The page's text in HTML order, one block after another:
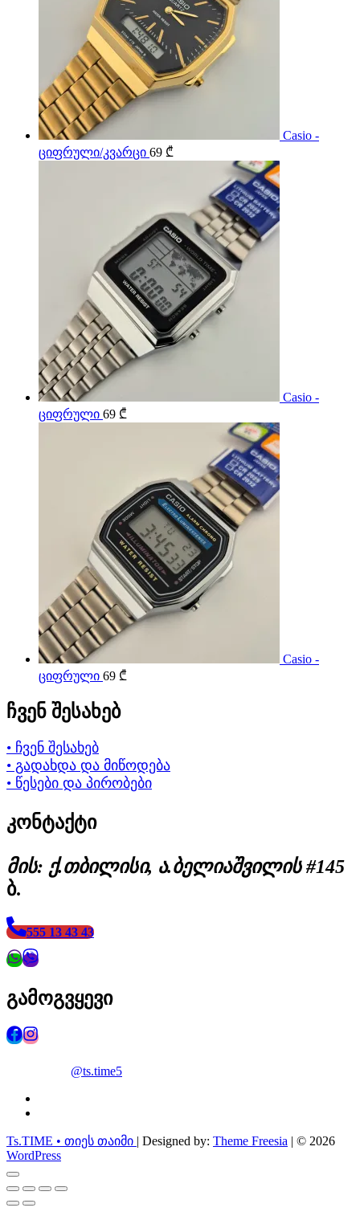
Casio -
ციფრული/კვარცი 69 ₾
Casio -
ციფრული 69 ₾
Casio -
ციფრული 69 ₾
ჩვენ შესახებ
• ჩვენ შესახებ
• გადახდა და მიწოდება
• წესები და პირობები
კონტაქტი
მის: ქ.თბილისი, ა.ბელიაშვილის #145
ბ.
555 13 43 43
გამოგვყევი
@ts.time5
Ts.TIME • თიეს თაიმი | Designed by: Theme Freesia | © 2026
WordPress
Go
to
top